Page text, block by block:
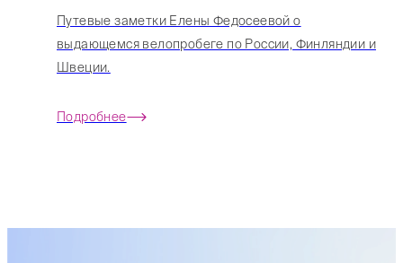
Путевые заметки Елены Федосеевой о
выдающемся велопробеге по России, Финляндии и
Швеции.
Подробнее